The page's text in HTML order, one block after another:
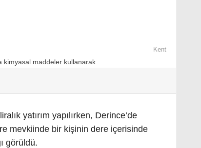
Kent
yatırım yapılırken, Derince’de
mevkiinde bir kişinin dere içerisinde
görüldü.